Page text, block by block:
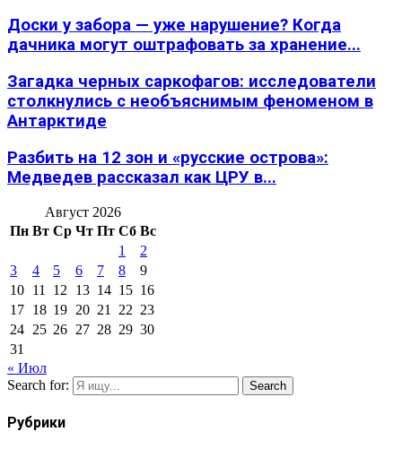
Доски у забора — уже нарушение? Когда
дачника могут оштрафовать за хранение...
Загадка черных саркофагов: исследователи
столкнулись с необъяснимым феноменом в
Антарктиде
Разбить на 12 зон и «русские острова»:
Медведев рассказал как ЦРУ в...
Август 2026
Пн Вт Ср Чт Пт Сб Вс
1
2
3
4 5 6 7 8
9
10 11 12 13 14 15 16
17 18 19 20 21 22 23
24 25 26 27 28 29 30
31
« Июл
Search for:
Search
Рубрики